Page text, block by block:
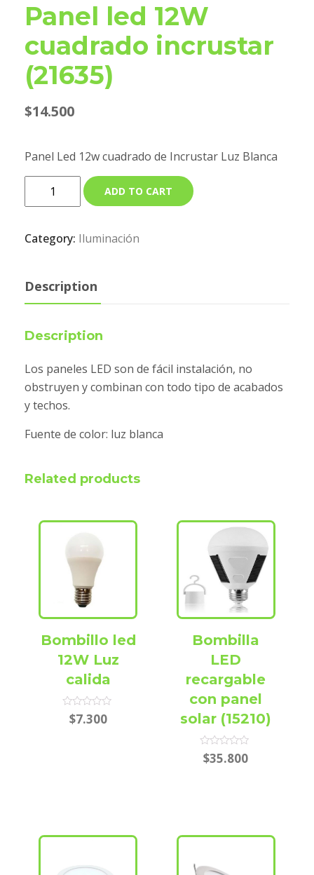
Panel led 12W
cuadrado incrustar
(21635)
$14.500
Panel Led 12w cuadrado de Incrustar Luz Blanca
ADD TO CART
Category: Iluminación
Description
Description
Los paneles LED son de fácil instalación, no
obstruyen y combinan con todo tipo de acabados
y techos.
Fuente de color: luz blanca
Related products
Bombillo led
12W Luz
calida
Rated
$7.300
Bombilla
LED
recargable
con panel
solar (15210)
Rated
0$35.800